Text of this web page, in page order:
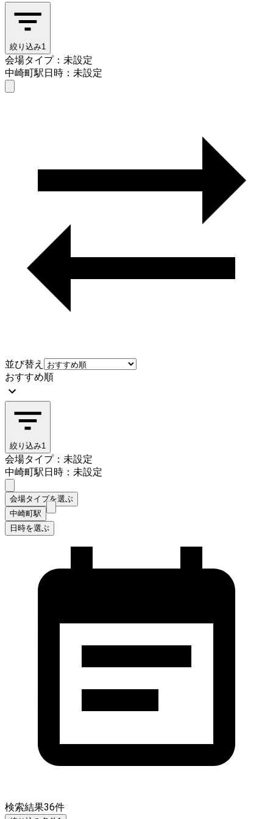
絞り込み1
会場タイプ：未設定
中崎町駅日時：未設定
並び替え
おすすめ順
絞り込み1
会場タイプ：未設定
中崎町駅日時：未設定
会場タイプを選ぶ
中崎町駅
日時を選ぶ
検索結果36件